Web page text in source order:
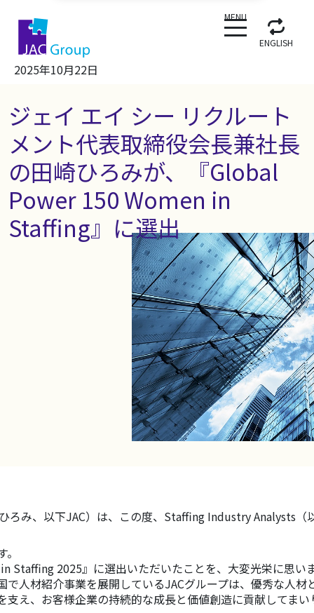
MENU
ENGLISH
ジェイ エイ シー リクルート
メント代表取締役会長兼社長
の田崎ひろみが、『Global
Power 150 Women in
Staffing』に選出
2025年10月22日
み、以下JAC）は、この度、Staffing Industry Analysts
Staffing 2025』に選出いただいたことを、大変光栄に思い
人材紹介事業を展開しているJACグループは、優秀な人
え、お客様企業の持続的な成長と価値創造に貢献してまい